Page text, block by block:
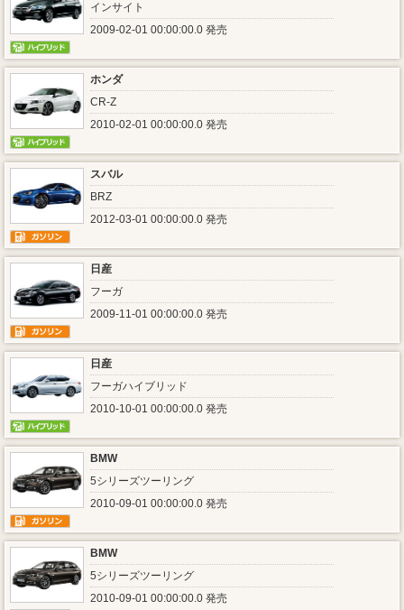
インサイト
2009-02-01 00:00:00.0 発売
ホンダ
CR-Z
2010-02-01 00:00:00.0 発売
スバル
BRZ
2012-03-01 00:00:00.0 発売
日産
フーガ
2009-11-01 00:00:00.0 発売
日産
フーガハイブリッド
2010-10-01 00:00:00.0 発売
BMW
5シリーズツーリング
2010-09-01 00:00:00.0 発売
BMW
5シリーズツーリング
2010-09-01 00:00:00.0 発売